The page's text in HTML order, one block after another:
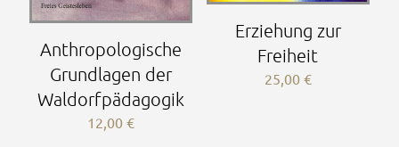
Anthropologische
Grundlagen der
Waldorfpädagogik
12,00€
Erziehung zur
Freiheit
25,00 €